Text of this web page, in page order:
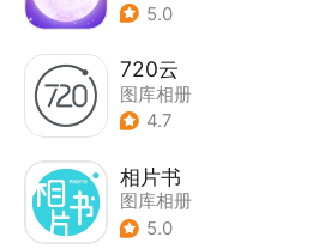
5.0
720云
图库相册
4.7
相片书
图库相册
5.0